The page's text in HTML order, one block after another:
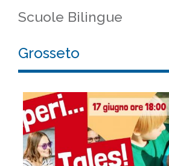
Scuole Bilingue
Grosseto